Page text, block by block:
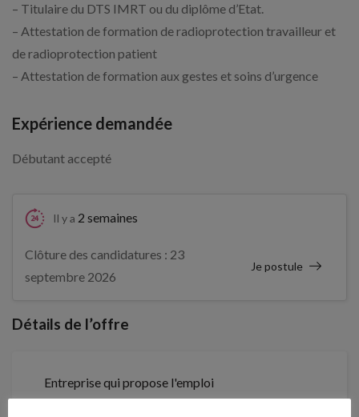
– Titulaire du DTS IMRT ou du diplôme d’Etat.
– Attestation de formation de radioprotection travailleur et
de radioprotection patient
– Attestation de formation aux gestes et soins d’urgence
Expérience demandée
Débutant accepté
Il y a 2 semaines
Clôture des candidatures : 23
septembre 2026
Je postule
Détails de l’offre
Entreprise qui propose l'emploi